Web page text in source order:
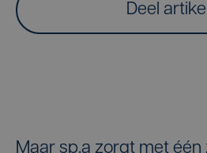
Deel
Maar sp.a zorgt met één